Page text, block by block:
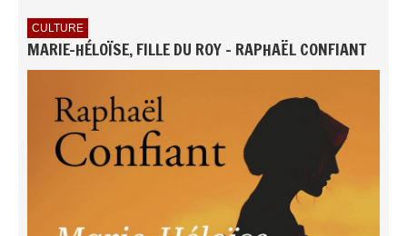
CULTURE
MARIE-HÉLOÏSE, FILLE DU ROY - RAPHAËL CONFIANT